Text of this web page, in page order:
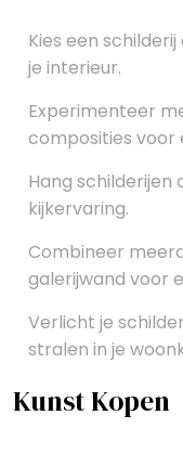
Kies een
je interieur.
Experimenteer
composities voor
Hang
kijkervaring.
Combineer
galerijwand voor
Verlicht je
stralen in je
Kunst Kopen